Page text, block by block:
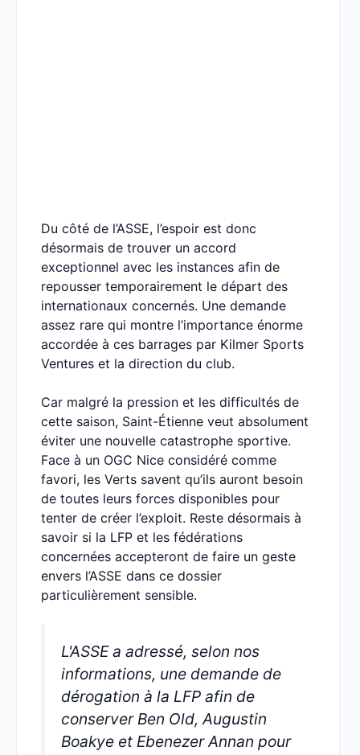
Du côté de l’ASSE, l’espoir est donc
désormais de trouver un accord
exceptionnel avec les instances afin de
repousser temporairement le départ des
internationaux concernés. Une demande
assez rare qui montre l’importance énorme
accordée à ces barrages par Kilmer Sports
Ventures et la direction du club.
Car malgré la pression et les difficultés de
cette saison, Saint-Étienne veut absolument
éviter une nouvelle catastrophe sportive.
Face à un OGC Nice considéré comme
favori, les Verts savent qu’ils auront besoin
de toutes leurs forces disponibles pour
tenter de créer l’exploit. Reste désormais à
savoir si la LFP et les fédérations
concernées accepteront de faire un geste
envers l’ASSE dans ce dossier
particulièrement sensible.
L'ASSE a adressé, selon nos
informations, une demande de
dérogation à la LFP afin de
conserver Ben Old, Augustin
Boakye et Ebenezer Annan pour